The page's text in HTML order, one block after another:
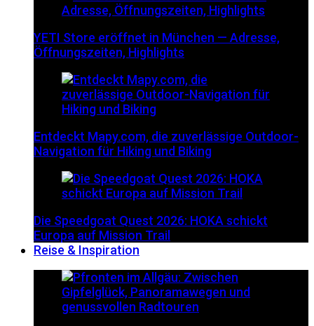
YETI Store eröffnet in München — Adresse,
Öffnungszeiten, Highlights
Entdeckt Mapy.com, die zuverlässige Outdoor-
Navigation für Hiking und Biking
Die Speedgoat Quest 2026: HOKA schickt
Europa auf Mission Trail
Reise & Inspiration